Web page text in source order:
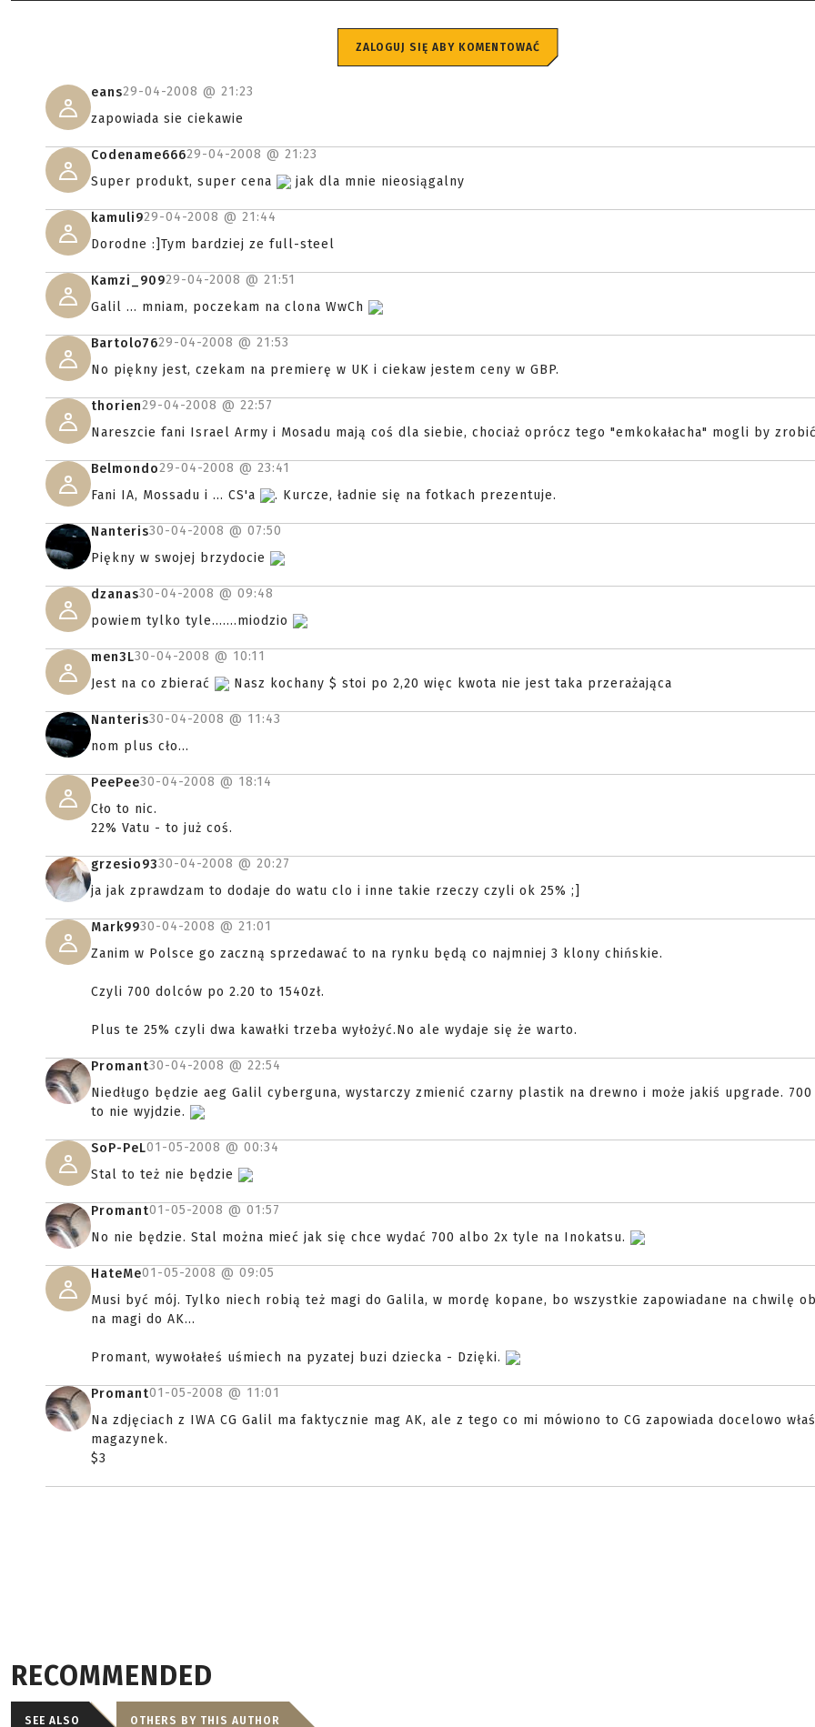
ZALOGUJ SIĘ ABY KOMENTOWAĆ
eans29-04-2008 @ 21:23
zapowiada sie ciekawie
Codename66629-04-2008 @ 21:23
Super produkt, super cena
jak dla mnie nieosiągalny
kamuli929-04-2008 @ 21:44
Dorodne :]Tym bardziej ze full-steel
Kamzi_90929-04-2008 @ 21:51
Galil ... mniam, poczekam na clona WwCh
Bartolo7629-04-2008 @ 21:53
No piękny jest, czekam na premierę w UK i ciekaw jestem ceny w GBP.
thorien29-04-2008 @ 22:57
Nareszcie fani Israel Army i Mosadu mają coś dla siebie, chociaż oprócz tego "emkokałacha" mogli by
Belmondo29-04-2008 @ 23:41
Fani IA, Mossadu i ... CS'a
. Kurcze, ładnie się na fotkach prezentuje.
Nanteris30-04-2008 @ 07:50
Piękny w swojej brzydocie
dzanas30-04-2008 @ 09:48
powiem tylko tyle.......miodzio
men3L30-04-2008 @ 10:11
Jest na co zbierać
Nasz kochany $ stoi po 2,20 więc kwota nie jest taka przerażająca
Nanteris30-04-2008 @ 11:43
nom plus cło...
PeePee30-04-2008 @ 18:14
Cło to nic.
22% Vatu - to już coś.
grzesio9330-04-2008 @ 20:27
ja jak zprawdzam to dodaje do watu clo i inne takie rzeczy czyli ok 25% ;]
Mark9930-04-2008 @ 21:01
Zanim w Polsce go zaczną sprzedawać to na rynku będą co najmniej 3 klony chińskie.
Czyli 700 dolców po 2.20 to 1540zł.
Plus te 25% czyli dwa kawałki trzeba wyłożyć.No ale wydaje się że warto.
Promant30-04-2008 @ 22:54
Niedługo będzie aeg Galil cyberguna, wystarczy zmienić czarny plastik na drewno i może jakiś upgrade.
to nie wyjdzie.
SoP-PeL01-05-2008 @ 00:34
Stal to też nie będzie
Promant01-05-2008 @ 01:57
No nie będzie. Stal można mieć jak się chce wydać 700 albo 2x tyle na Inokatsu.
HateMe01-05-2008 @ 09:05
Musi być mój. Tylko niech robią też magi do Galila, w mordę kopane, bo wszystkie zapowiadane na chwilę
na magi do AK...
Promant, wywołałeś uśmiech na pyzatej buzi dziecka - Dzięki.
Promant01-05-2008 @ 11:01
Na zdjęciach z IWA CG Galil ma faktycznie mag AK, ale z tego co mi mówiono to CG zapowiada docelowo
magazynek.
$3
RECOMMENDED
SEE ALSO OTHERS BY THIS AUTHOR